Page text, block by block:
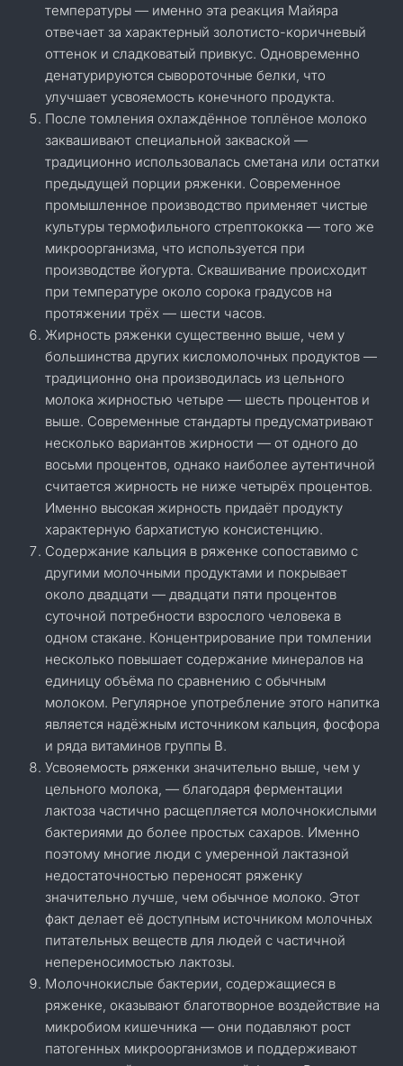
температуры — именно эта реакция Майяра
отвечает за характерный золотисто-коричневый
оттенок и сладковатый привкус. Одновременно
денатурируются сывороточные белки, что
улучшает усвояемость конечного продукта.
После томления охлаждённое топлёное молоко
заквашивают специальной закваской —
традиционно использовалась сметана или остатки
предыдущей порции ряженки. Современное
промышленное производство применяет чистые
культуры термофильного стрептококка — того же
микроорганизма, что используется при
производстве йогурта. Сквашивание происходит
при температуре около сорока градусов на
протяжении трёх — шести часов.
Жирность ряженки существенно выше, чем у
большинства других кисломолочных продуктов —
традиционно она производилась из цельного
молока жирностью четыре — шесть процентов и
выше. Современные стандарты предусматривают
несколько вариантов жирности — от одного до
восьми процентов, однако наиболее аутентичной
считается жирность не ниже четырёх процентов.
Именно высокая жирность придаёт продукту
характерную бархатистую консистенцию.
Содержание кальция в ряженке сопоставимо с
другими молочными продуктами и покрывает
около двадцати — двадцати пяти процентов
суточной потребности взрослого человека в
одном стакане. Концентрирование при томлении
несколько повышает содержание минералов на
единицу объёма по сравнению с обычным
молоком. Регулярное употребление этого напитка
является надёжным источником кальция, фосфора
и ряда витаминов группы В.
Усвояемость ряженки значительно выше, чем у
цельного молока, — благодаря ферментации
лактоза частично расщепляется молочнокислыми
бактериями до более простых сахаров. Именно
поэтому многие люди с умеренной лактазной
недостаточностью переносят ряженку
значительно лучше, чем обычное молоко. Этот
факт делает её доступным источником молочных
питательных веществ для людей с частичной
непереносимостью лактозы.
Молочнокислые бактерии, содержащиеся в
ряженке, оказывают благотворное воздействие на
микробиом кишечника — они подавляют рост
патогенных микроорганизмов и поддерживают